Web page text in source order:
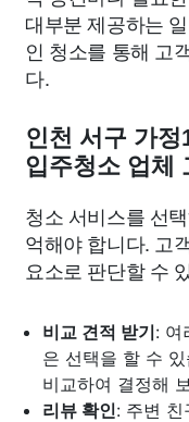
대부분 제공하는
인 청소를 통해 고
다.
인천 서구 가
입주청소 업체
청소 서비스를 선
억해야 합니다. 고
요소로 판단할 수
비교 견적 받기: 여
은 선택을 할 수
비교하여 결정해
리뷰 확인: 주변 친